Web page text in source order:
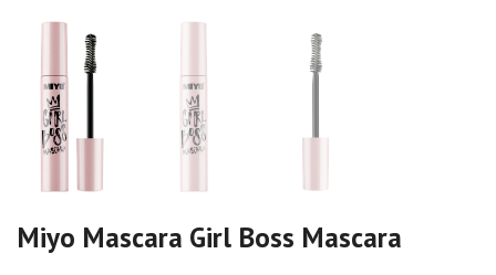
Miyo Mascara Girl Boss Mascara